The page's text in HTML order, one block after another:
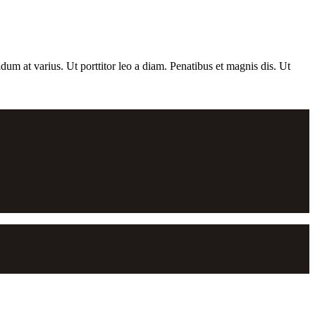
at varius. Ut porttitor leo a diam. Penatibus et magnis dis. Ut